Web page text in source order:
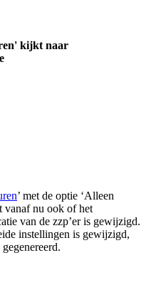
kijkt naar
’ met de optie ‘Alleen
vanaf nu ook of het
van de zzp’er is gewijzigd.
instellingen is gewijzigd,